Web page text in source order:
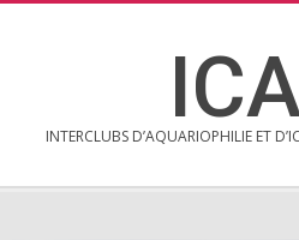
INTERCLUBS D’AQUARIOPHILIE ET